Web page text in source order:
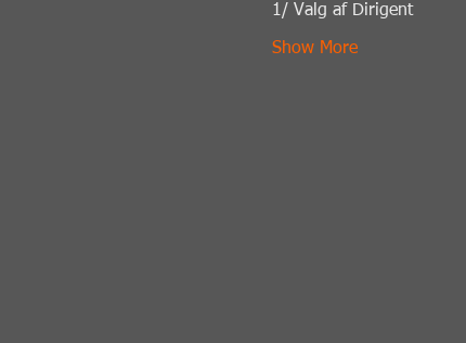
1/ Valg af Dirigent
Show More